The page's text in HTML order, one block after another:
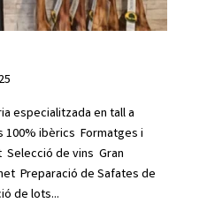
especialitzada en tall a
ibèrics Formatges i
de vins Gran
Preparació de Safates de
de lots...